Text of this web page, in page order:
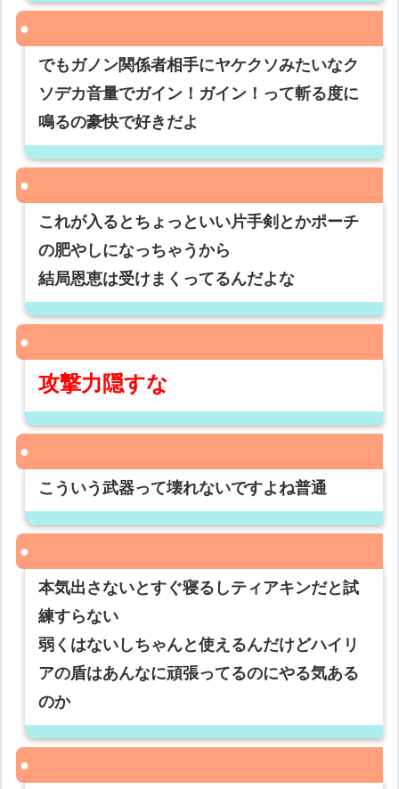
でもガノン関係者相手にヤケクソみたいなク
ソデカ音量でガイン！ガイン！って斬る度に
鳴るの豪快で好きだよ
これが入るとちょっといい片手剣とかポーチ
の肥やしになっちゃうから
結局恩恵は受けまくってるんだよな
攻撃力隠すな
こういう武器って壊れないですよね普通
本気出さないとすぐ寝るしティアキンだと試
練すらない
弱くはないしちゃんと使えるんだけどハイリ
アの盾はあんなに頑張ってるのにやる気ある
のか